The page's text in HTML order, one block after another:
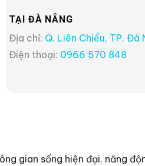
TẠI ĐÀ NẴNG
Địa chỉ: Q. Liên Chiểu, TP. Đà
Điện thoại: 0966 570 848
gian sống hiện đại, năng